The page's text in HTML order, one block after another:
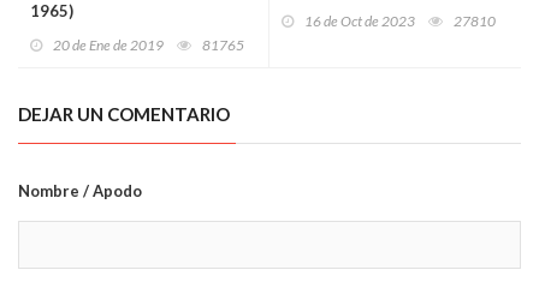
1965)
20 de Ene de 2019 81765
16 de Oct de 2023 27810
DEJAR UN COMENTARIO
Nombre / Apodo